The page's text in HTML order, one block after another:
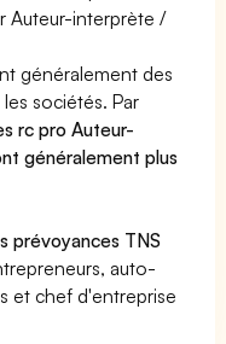
Auteur-interprète /
généralement des
sociétés. Par
rc pro Auteur-
généralement plus
prévoyances TNS
auto-
et chef d'entreprise